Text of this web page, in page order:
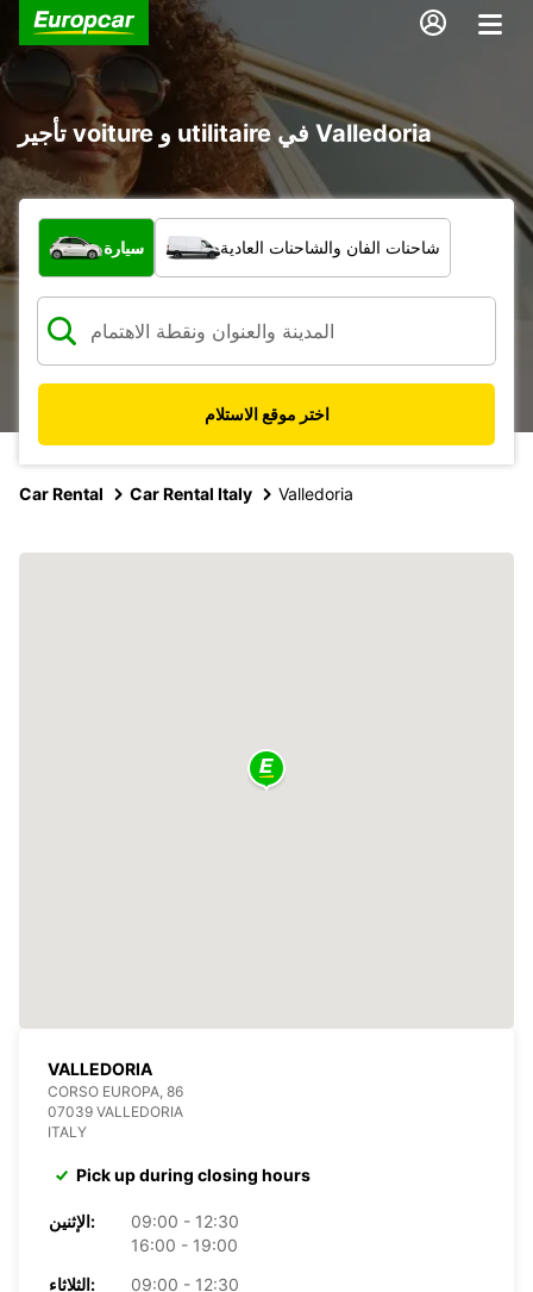
تأجير voiture و utilitaire في Valledoria
ما نوع المركبة؟
سيارة شاحنات الفان والشاحنات العادية
اختر موقع الاستلام
Car Rental Car Rental Italy Valledoria
VALLEDORIA
CORSO EUROPA, 86
07039 VALLEDORIA
ITALY
Pick up during closing hours
الإثنين:
09:00 - 12:30
16:00 - 19:00
الثلاثاء:
09:00 - 12:30